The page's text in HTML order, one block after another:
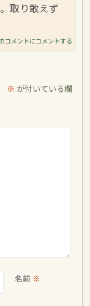
取り敢えず
コメントにコメントする
※ が付いている欄
名前 ※